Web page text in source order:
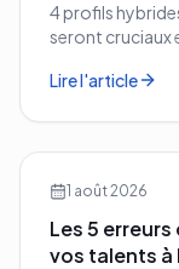
4 profils
seront cruciaux
Lire l'article
1 août 2026
Les 5
vos talents à